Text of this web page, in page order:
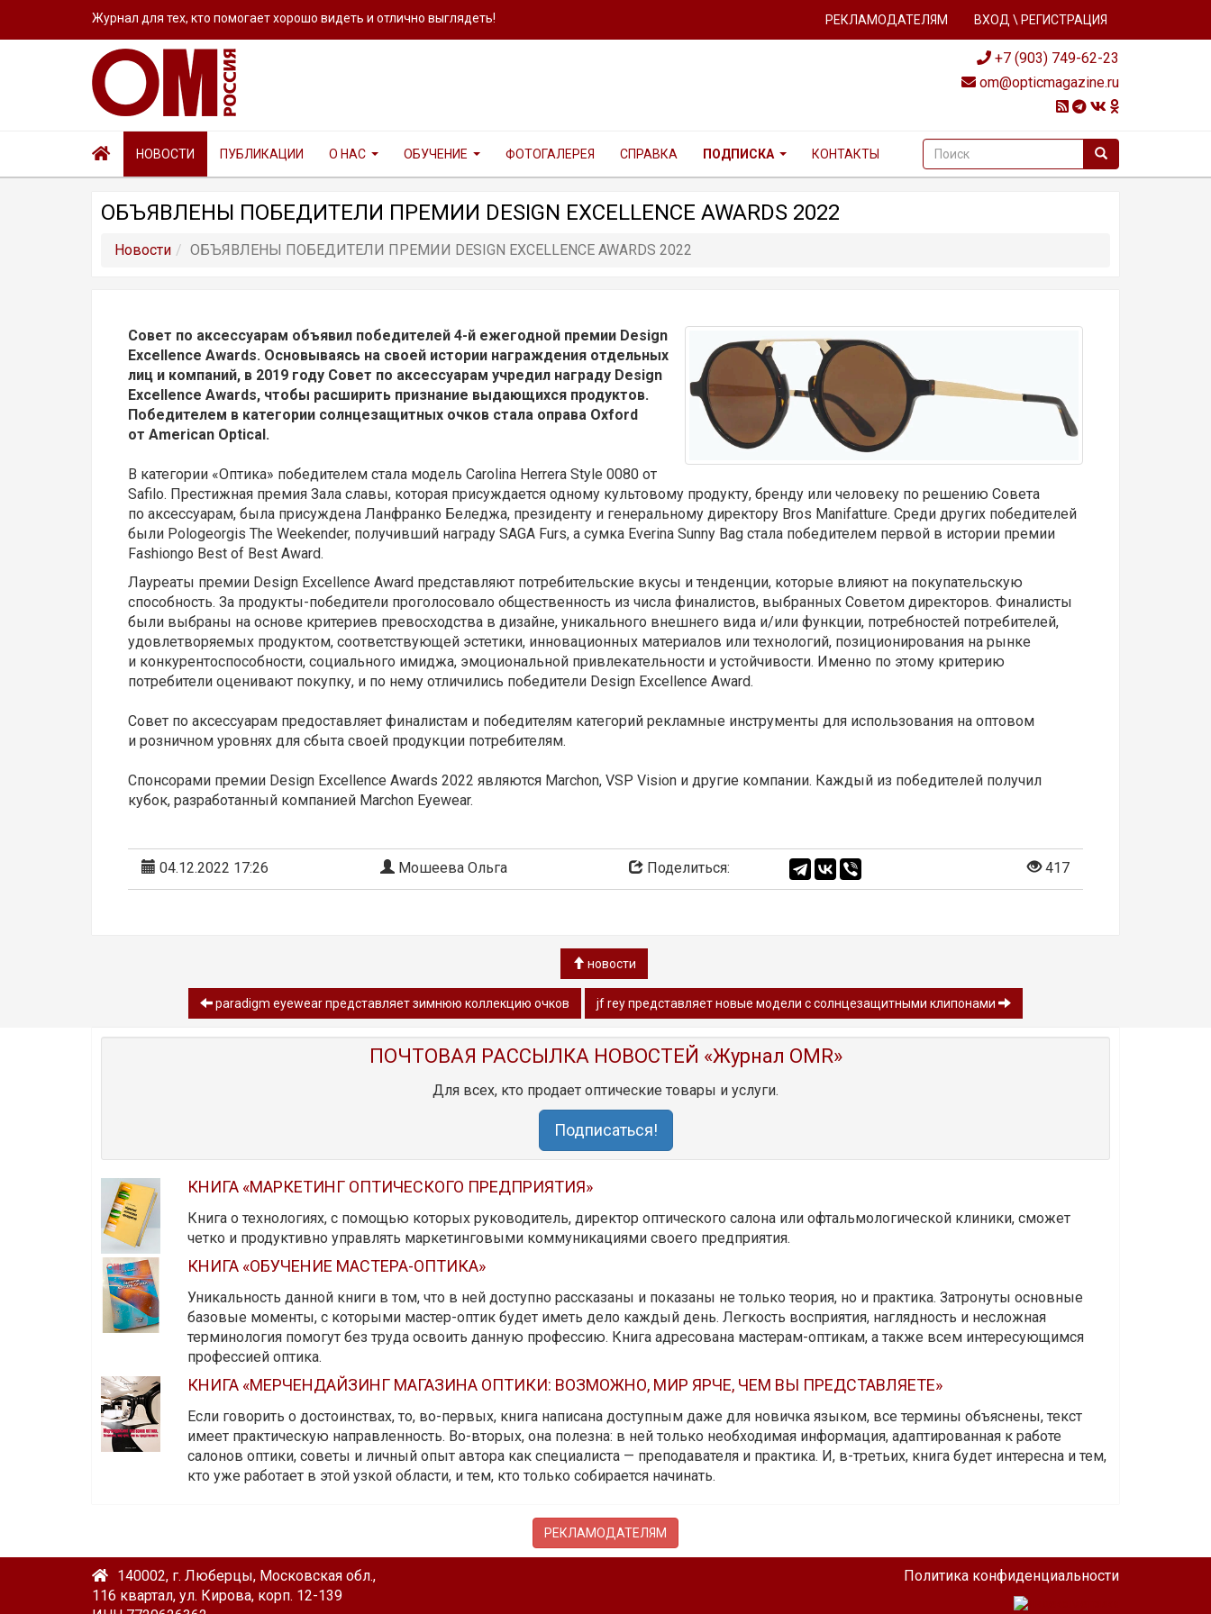
Журнал для тех, кто помогает хорошо видеть и отлично выглядеть! РЕКЛАМОДАТЕЛЯМ ВХОД \ РЕГИСТРАЦИЯ
+7 (903) 749-62-23
om@opticmagazine.ru
НОВОСТИ ПУБЛИКАЦИИ О НАС ОБУЧЕНИЕ ФОТОГАЛЕРЕЯ СПРАВКА ПОДПИСКА КОНТАКТЫ
ОБЪЯВЛЕНЫ ПОБЕДИТЕЛИ ПРЕМИИ DESIGN EXCELLENCE AWARDS 2022
Новости ОБЪЯВЛЕНЫ ПОБЕДИТЕЛИ ПРЕМИИ DESIGN EXCELLENCE AWARDS 2022
Совет по аксессуарам объявил победителей 4-й ежегодной премии Design
Excellence Awards. Основываясь на своей истории награждения отдельных
лиц и компаний, в 2019 году Совет по аксессуарам учредил награду Design
Excellence Awards, чтобы расширить признание выдающихся продуктов.
Победителем в категории солнцезащитных очков стала оправа Oxford
от American Optical.
В категории «Оптика» победителем стала модель Carolina Herrera Style 0080 от
Safilo. Престижная премия Зала славы, которая присуждается одному культовому продукту, бренду или человеку по решению Совета
по аксессуарам, была присуждена Ланфранко Беледжа, президенту и генеральному директору Bros Manifatture. Среди других победителей
были Pologeorgis The Weekender, получивший награду SAGA Furs, а сумка Everina Sunny Bag стала победителем первой в истории премии
Fashiongo Best of Best Award.
Лауреаты премии Design Excellence Award представляют потребительские вкусы и тенденции, которые влияют на покупательскую
способность. За продукты-победители проголосовало общественность из числа финалистов, выбранных Советом директоров. Финалисты
были выбраны на основе критериев превосходства в дизайне, уникального внешнего вида и/или функции, потребностей потребителей,
удовлетворяемых продуктом, соответствующей эстетики, инновационных материалов или технологий, позиционирования на рынке
и конкурентоспособности, социального имиджа, эмоциональной привлекательности и устойчивости. Именно по этому критерию
потребители оценивают покупку, и по нему отличились победители Design Excellence Award.
Совет по аксессуарам предоставляет финалистам и победителям категорий рекламные инструменты для использования на оптовом
и розничном уровнях для сбыта своей продукции потребителям.
Спонсорами премии Design Excellence Awards 2022 являются Marchon, VSP Vision и другие компании. Каждый из победителей получил
кубок, разработанный компанией Marchon Eyewear.
04.12.2022 17:26 Мошеева Ольга Поделиться: 417
новости
paradigm eyewear представляет зимнюю коллекцию очков jf rey представляет новые модели с солнцезащитными клипонами
ПОЧТОВАЯ РАССЫЛКА НОВОСТЕЙ «Журнал OMR»
Для всех, кто продает оптические товары и услуги.
Подписаться!
КНИГА «МАРКЕТИНГ ОПТИЧЕСКОГО ПРЕДПРИЯТИЯ»
Книга о технологиях, с помощью которых руководитель, директор оптического салона или офтальмологической клиники, сможет
четко и продуктивно управлять маркетинговыми коммуникациями своего предприятия.
КНИГА «ОБУЧЕНИЕ МАСТЕРА-ОПТИКА»
Уникальность данной книги в том, что в ней доступно рассказаны и показаны не только теория, но и практика. Затронуты основные
базовые моменты, с которыми мастер-оптик будет иметь дело каждый день. Легкость восприятия, наглядность и несложная
терминология помогут без труда освоить данную профессию. Книга адресована мастерам-оптикам, а также всем интересующимся
профессией оптика.
КНИГА «МЕРЧЕНДАЙЗИНГ МАГАЗИНА ОПТИКИ: ВОЗМОЖНО, МИР ЯРЧЕ, ЧЕМ ВЫ ПРЕДСТАВЛЯЕТЕ»
Если говорить о достоинствах, то, во-первых, книга написана доступным даже для новичка языком, все термины объяснены, текст
имеет практическую направленность. Во-вторых, она полезна: в ней только необходимая информация, адаптированная к работе
салонов оптики, советы и личный опыт автора как специалиста — преподавателя и практика. И, в-третьих, книга будет интересна и тем,
кто уже работает в этой узкой области, и тем, кто только собирается начинать.
РЕКЛАМОДАТЕЛЯМ
140002, г. Люберцы, Московская обл.,
116 квартал, ул. Кирова, корп. 12-139
Политика конфиденциальности